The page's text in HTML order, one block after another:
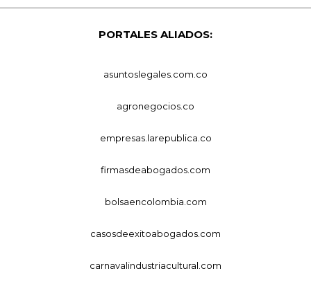
PORTALES ALIADOS:
asuntoslegales.com.co
agronegocios.co
empresas.larepublica.co
firmasdeabogados.com
bolsaencolombia.com
casosdeexitoabogados.com
carnavalindustriacultural.com